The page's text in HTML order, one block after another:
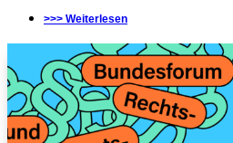
>>> Weiterlesen